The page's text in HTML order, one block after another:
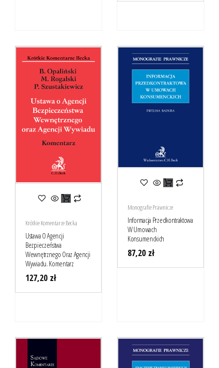
Krótkie Komentarze Becka
Ustawa O Agencji
Bezpieczeństwa
Wewnętrznego Oraz Agencji
Wywiadu. Komentarz
127,20 zł
Monografie Prawnicze
Informacja Przedkontraktowa
W Umowach
Konsumenckich
87,20 zł